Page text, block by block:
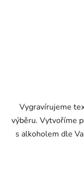
Vygravírujeme
výběru. Vytvoříme
s alkoholem dle